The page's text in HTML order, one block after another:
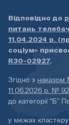
Відповідно до
питань
11.04.2024 р.
соціум»
R30-02927.
Згідно з наказом
11.06.2026 р. №
до категорії “Б”
у межах кластеру